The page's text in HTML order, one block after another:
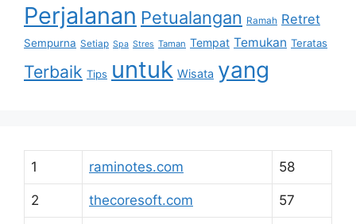
Perjalanan Petualangan Ramah Retret
Sempurna Setiap Spa Stres Taman Tempat Temukan Teratas
Terbaik Tips untuk Wisata yang
1 raminotes.com 58
2 thecoresoft.com 57